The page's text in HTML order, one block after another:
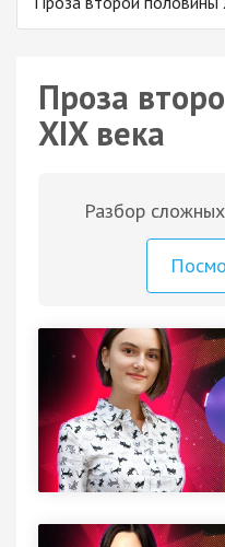
Проза
XIX века
Разбор